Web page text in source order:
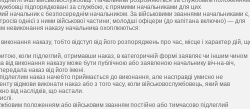
підпорядковані за службою, є прямими начальниками для цих
начальник є безпосереднім начальником. За військовими званнями начальниками є,
однієї з ними військової частини; молодші офіцери (до капітана включно) — для
невиконання наказу начальника охоплюються:
наказу, тобто відступ від його розпоряджень про час, місце і характер дій,
коли підлеглий, отримавши наказ, в категоричній формі заявляє чи іншим чином
виконання наказу може бути публічною або заявленою начальнику віч-на-віч,
наказ від його імені.
наказ начебто приймається до виконання, але насправді умисно не
відмови виконати наказ або з того часу, коли військовослужбовець, який мав
від наслідків, що настали.
положенням або військовим званням постійно або тимчасово підлеглий